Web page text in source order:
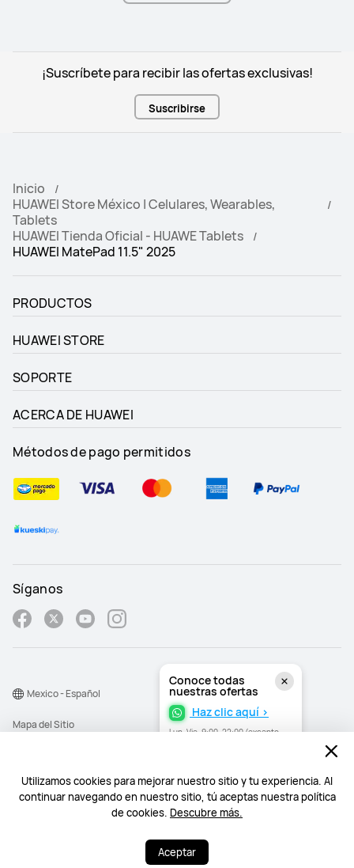
Utilizamos cookies para mejorar nuestro sitio y tu experiencia. Al
continuar navegando en nuestro sitio, tú aceptas nuestra política
de cookies. Descubre más.
Aceptar
Conoce todas
nuestras ofertas
Haz clic aquí >
Lun–Vie, 9:00–22:00 (excepto
¡Suscríbete para recibir las ofertas exclusivas!
Suscribirse
Inicio
HUAWEI Store México | Celulares, Wearables,
Tablets
HUAWEI Tienda Oficial - HUAWE Tablets
HUAWEI MatePad 11.5" 2025
PRODUCTOS
HUAWEI STORE
SOPORTE
ACERCA DE HUAWEI
Métodos de pago permitidos
Síganos
©2026 Huawei Device Co., Ltd. All rights reserved.
Mapa del Sitio
Declaración de privacidad
Mexico - Español